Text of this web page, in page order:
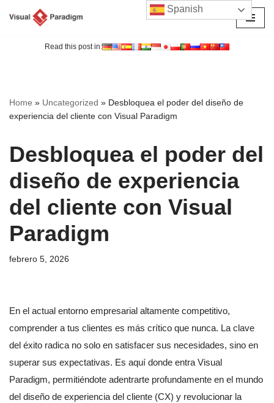
Read this post in:
Home » Uncategorized » Desbloquea el poder del diseño de
experiencia del cliente con Visual Paradigm
Desbloquea el poder del
diseño de experiencia
del cliente con Visual
Paradigm
febrero 5, 2026
En el actual entorno empresarial altamente competitivo,
comprender a tus clientes es más crítico que nunca. La clave
del éxito radica no solo en satisfacer sus necesidades, sino en
superar sus expectativas. Es aquí donde entra Visual
Paradigm, permitiéndote adentrarte profundamente en el mundo
del diseño de experiencia del cliente (CX) y revolucionar la
Spanish